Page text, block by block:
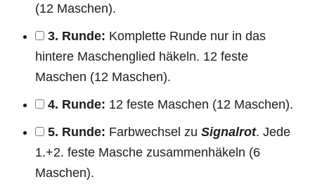
(12 Maschen).
3. Runde: Komplette Runde nur in das
hintere Maschenglied häkeln. 12 feste
Maschen (12 Maschen).
4. Runde: 12 feste Maschen (12 Maschen).
5. Runde: Farbwechsel zu Signalrot. Jede
1.+2. feste Masche zusammenhäkeln (6
Maschen).